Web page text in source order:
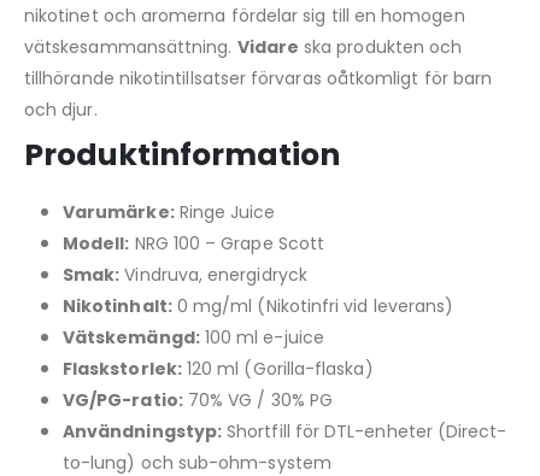
nikotinet och aromerna fördelar sig till en homogen
vätskesammansättning. Vidare ska produkten och
tillhörande nikotintillsatser förvaras oåtkomligt för barn
och djur.
Produktinformation
Varumärke:Ringe Juice
Modell: NRG 100 – Grape Scott
Smak: Vindruva, energidryck
Nikotinhalt:0 mg/ml (Nikotinfri vid leverans)
Vätskemängd:100 ml e-juice
Flaskstorlek:120 ml (Gorilla-flaska)
VG/PG-ratio:70% VG / 30% PG
Användningstyp: Shortfill för DTL-enheter (Direct-
to-lung) och sub-ohm-system